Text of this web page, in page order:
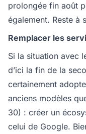
prolongée fin août
également. Reste à
Remplacer les
Si la situation avec
d’ici la fin de la
certainement
anciens modèles
30) : créer un
celui de Google.